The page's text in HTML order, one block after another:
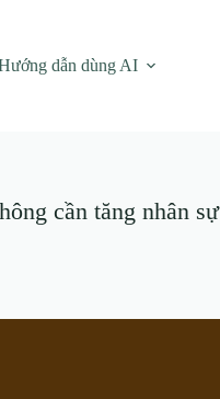
dẫn dùng AI
cần tăng nhân sự